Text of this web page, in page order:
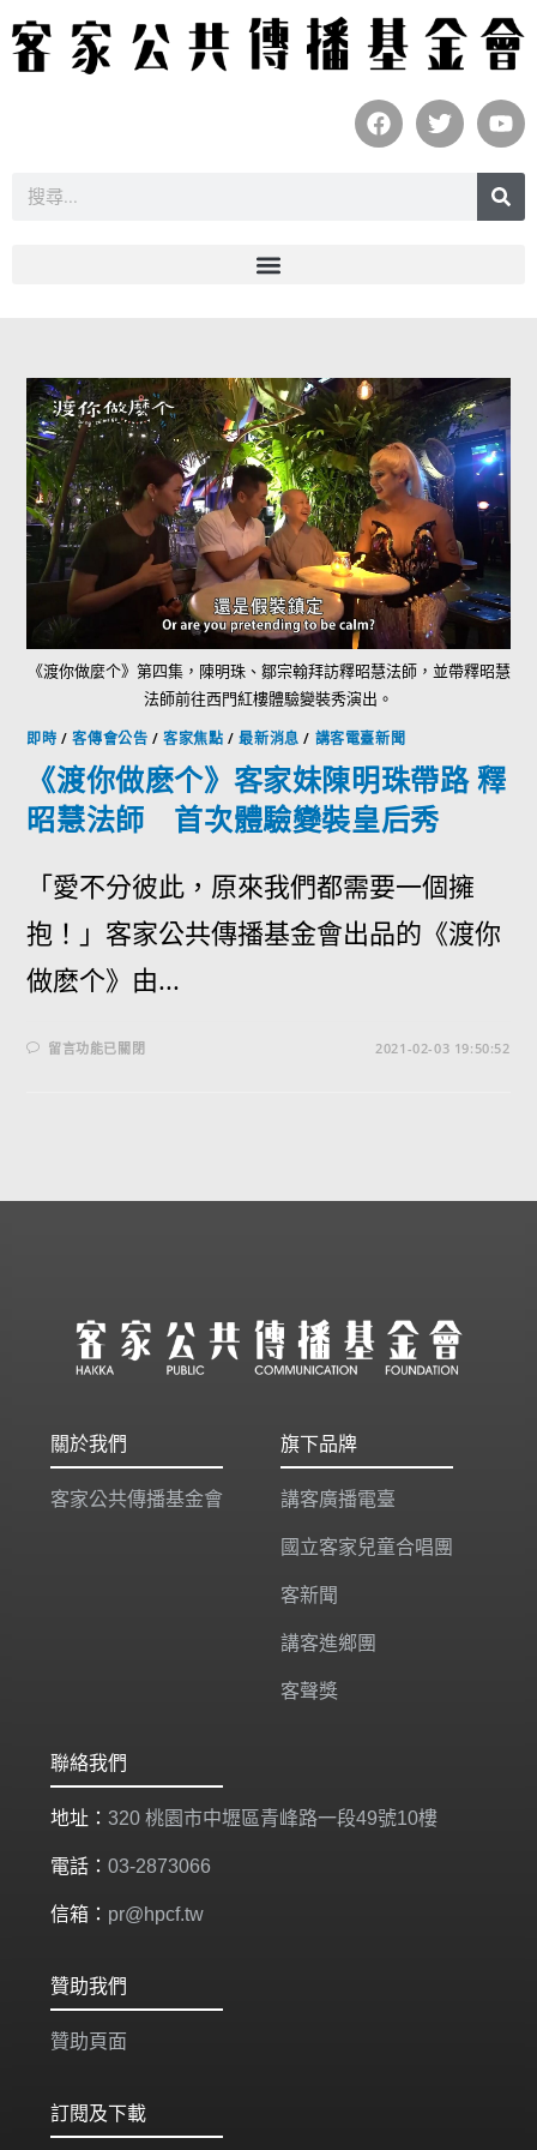
《渡你做麼个》第四集，陳明珠、鄒宗翰拜訪釋昭慧法師，並帶釋昭慧
法師前往西門紅樓體驗變裝秀演出。
即時 /客傳會公告 /客家焦點 /最新消息 / 講客電臺新聞
《渡你做麽个》客家妹陳明珠帶路 釋
昭慧法師 首次體驗變裝皇后秀
「愛不分彼此，原來我們都需要一個擁
抱！」客家公共傳播基金會出品的《渡你
做麽个》由...
留言功能已關閉 2021-02-03 19:50:52
關於我們
客家公共傳播基金會
旗下品牌
講客廣播電臺
國立客家兒童合唱團
客新聞
講客進鄉團
客聲獎
聯絡我們
地址： 320 桃園市中壢區青峰路一段49號10樓
電話： 03-2873066
信箱： pr@hpcf.tw
贊助我們
贊助頁面
訂閱及下載